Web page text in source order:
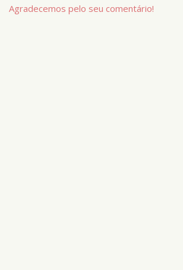
Agradecemos pelo seu comentário!